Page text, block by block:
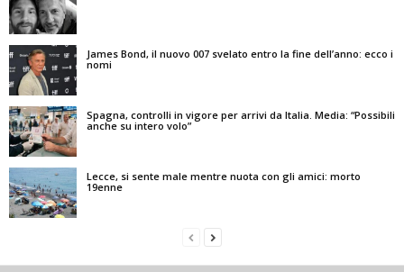
James Bond, il nuovo 007 svelato entro la fine dell’anno: ecco i
nomi
Spagna, controlli in vigore per arrivi da Italia. Media: “Possibili
anche su intero volo”
Lecce, si sente male mentre nuota con gli amici: morto
19enne